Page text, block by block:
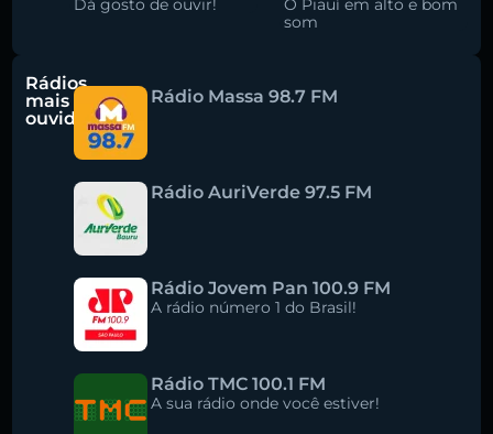
Dá gosto de ouvir!
O Piauí em alto e bom
som
Rádios
mais
ouvidas
Rádio Massa 98.7 FM
Rádio AuriVerde 97.5 FM
Rádio Jovem Pan 100.9 FM
A rádio número 1 do Brasil!
Rádio TMC 100.1 FM
A sua rádio onde você estiver!